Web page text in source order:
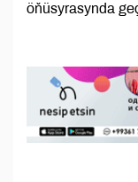
öňüsyrasynda